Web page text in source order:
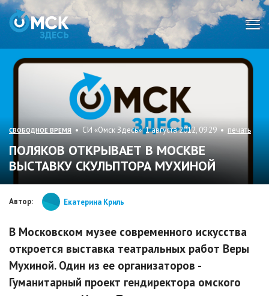
СВОБОДНОЕ ВРЕМЯ • СИ «Омск Здесь» 1 августа 2012, 09:29 • печать
ПОЛЯКОВ ОТКРЫВАЕТ В МОСКВЕ
ВЫСТАВКУ СКУЛЬПТОРА МУХИНОЙ
Автор: Екатерина Криль
В Московском музее современного искусства
откроется выставка театральных работ Веры
Мухиной. Один из ее организаторов -
Гуманитарный проект гендиректора омского